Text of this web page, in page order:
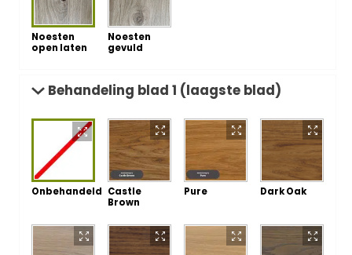
Noesten
open laten
Noesten
gevuld
Behandeling blad 1 (laagste blad)
Onbehandeld Castle
Brown
Pure Dark Oak